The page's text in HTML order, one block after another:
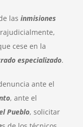
las inmisiones
cese en la
especializado.
ante el
, ante el
Pueblo, solicitar